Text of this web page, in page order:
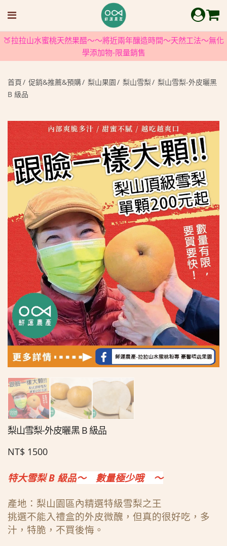
🍑拉拉山水蜜桃天然果醋～～將近兩年釀造時間～天然工法～無化
學添加物-限量銷售
首頁 促銷&推薦&預購 梨山果園 梨山雪梨
梨山雪梨-外皮曬黑
B 級品
梨山雪梨-外皮曬黑 B 級品
NT$ 1500
特大雪梨 B 級品～ 數量極少哦 ～
產地：梨山園區內精選特級雪梨之王
挑選不能入禮盒的外皮微醜，但真的很好吃，多
汁，特脆，不買後悔。